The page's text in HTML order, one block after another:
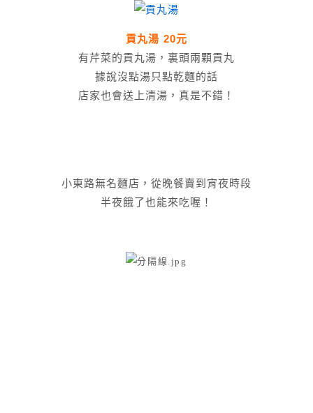
貢丸湯 20元
有芹菜的貢丸湯，裏頭兩顆貢丸
據說沒點湯只點乾麵的話
店家也會送上清湯，真是不錯！
小東路無名麵店，從晚餐賣到宵夜時段
半夜餓了也能來吃喔！